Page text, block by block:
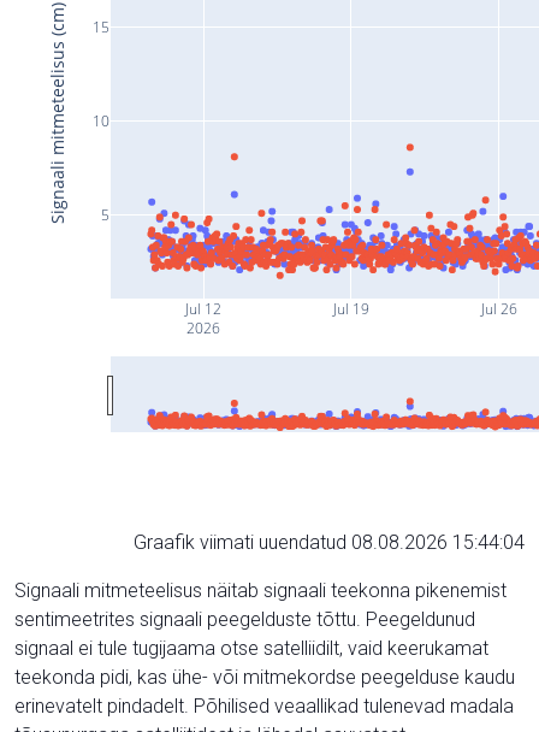
Jul 12
2026
Jul 19 Jul 26
5
10
15
Signaali mitmeteelisus (cm)
Graafik viimati uuendatud 08.08.2026 15:44:04
Signaali mitmeteelisus näitab signaali teekonna pikenemist
sentimeetrites signaali peegelduste tõttu. Peegeldunud
signaal ei tule tugijaama otse satelliidilt, vaid keerukamat
teekonda pidi, kas ühe- või mitmekordse peegelduse kaudu
erinevatelt pindadelt. Põhilised veaallikad tulenevad madala